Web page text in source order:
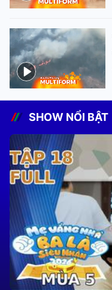
SHOW NỔI BẬT